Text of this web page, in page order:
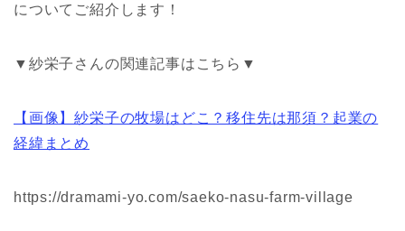
についてご紹介します！
▼紗栄子さんの関連記事はこちら▼
【画像】紗栄子の牧場はどこ？移住先は那須？起業の
経緯まとめ
https://dramami-yo.com/saeko-nasu-farm-village